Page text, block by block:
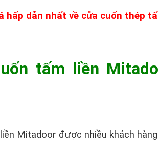
hấp dẫn nhất về cửa cuốn thép
tấm liền
Mitadoor được nhiều khách